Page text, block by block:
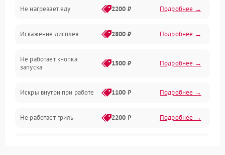
Механические повреждения
Питание и запуск
Нагрев и приготовление
Программное обеспечение
Не нагревает еду 2200 ₽ Подробнее →
Искажение дисплея 2800 ₽ Подробнее →
Не работает кнопка
запуска
1500 ₽ Подробнее →
Искры внутри при работе 1100 ₽ Подробнее →
Не работает гриль 2200 ₽ Подробнее →